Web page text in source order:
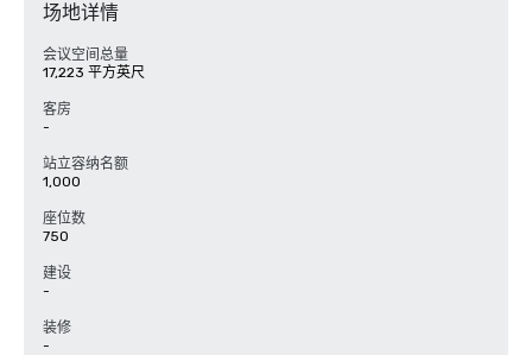
场地详情
会议空间总量
17,223 平方英尺
客房
-
站立容纳名额
1,000
座位数
750
建设
-
装修
-